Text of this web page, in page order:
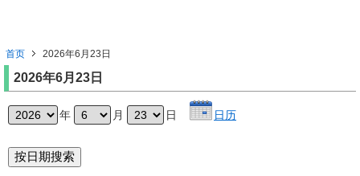
首页 2026年6月23日
2026年6月23日
年 月 日 日历